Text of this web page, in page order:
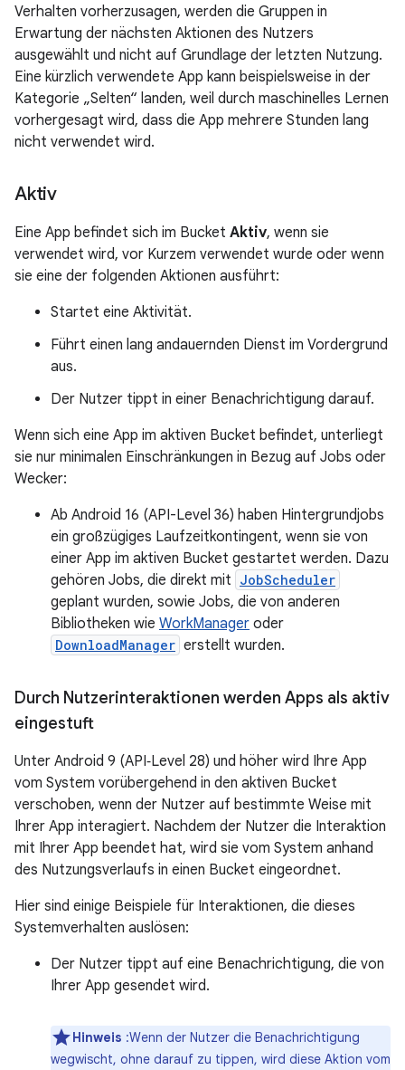
Verhalten vorherzusagen, werden die Gruppen in
Erwartung der nächsten Aktionen des Nutzers
ausgewählt und nicht auf Grundlage der letzten Nutzung.
Eine kürzlich verwendete App kann beispielsweise in der
Kategorie „Selten“ landen, weil durch maschinelles Lernen
vorhergesagt wird, dass die App mehrere Stunden lang
nicht verwendet wird.
Aktiv
Eine App befindet sich im Bucket Aktiv, wenn sie
verwendet wird, vor Kurzem verwendet wurde oder wenn
sie eine der folgenden Aktionen ausführt:
Startet eine Aktivität.
Führt einen lang andauernden Dienst im Vordergrund
aus.
Der Nutzer tippt in einer Benachrichtigung darauf.
Wenn sich eine App im aktiven Bucket befindet, unterliegt
sie nur minimalen Einschränkungen in Bezug auf Jobs oder
Wecker:
Ab Android 16 (API-Level 36) haben Hintergrundjobs
ein großzügiges Laufzeitkontingent, wenn sie von
einer App im aktiven Bucket gestartet werden. Dazu
gehören Jobs, die direkt mit JobScheduler
geplant wurden, sowie Jobs, die von anderen
Bibliotheken wie WorkManager oder
DownloadManager erstellt wurden.
Durch Nutzerinteraktionen werden Apps als aktiv
eingestuft
Unter Android 9 (API‑Level 28) und höher wird Ihre App
vom System vorübergehend in den aktiven Bucket
verschoben, wenn der Nutzer auf bestimmte Weise mit
Ihrer App interagiert. Nachdem der Nutzer die Interaktion
mit Ihrer App beendet hat, wird sie vom System anhand
des Nutzungsverlaufs in einen Bucket eingeordnet.
Hier sind einige Beispiele für Interaktionen, die dieses
Systemverhalten auslösen:
Der Nutzer tippt auf eine Benachrichtigung, die von
Ihrer App gesendet wird.
Hinweis :Wenn der Nutzer die Benachrichtigung
wegwischt, ohne darauf zu tippen, wird diese Aktion vom